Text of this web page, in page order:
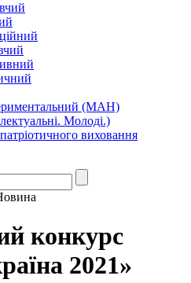
(МАН)
Молоді.)
виховання
конкурс
2021»